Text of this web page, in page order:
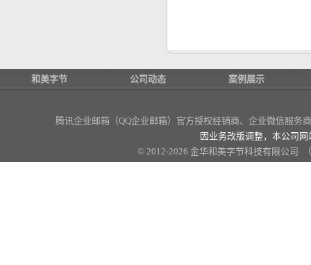
和美字节 公司动态 案例展示
腾讯企业邮箱（QQ企业邮箱）官方授权经销商、企业微信服务
因业务改版调整，本公司
© 2012-2026 金华和美字节科技有限公司